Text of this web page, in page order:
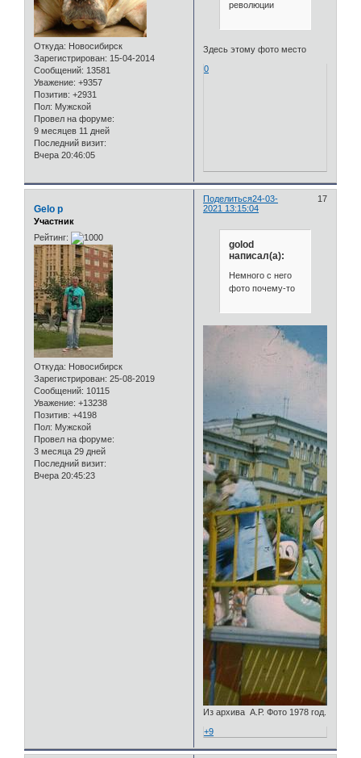
Откуда: Новосибирск
Зарегистрирован: 15-04-2014
Сообщений: 13581
Уважение: +9357
Позитив: +2931
Пол: Мужской
Провел на форуме:
9 месяцев 11 дней
Последний визит:
Вчера 20:46:05
революции
Здесь этому фото место
0
Поделиться 17
24-03-
2021 13:15:04
Gelo p
Участник
Рейтинг:
Откуда: Новосибирск
Зарегистрирован: 25-08-2019
Сообщений: 10115
Уважение: +13238
Позитив: +4198
Пол: Мужской
Провел на форуме:
3 месяца 29 дней
Последний визит:
Вчера 20:45:23
golod
написал(а):
Немного с него
фото почему-то
Из архива А.Р. Фото 1978 год.
+9